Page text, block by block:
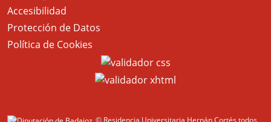
Accesibilidad
Protección de Datos
Política de Cookies